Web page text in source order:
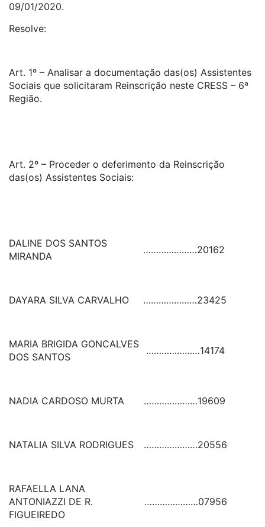
09/01/2020.
Resolve:
Art. 1º – Analisar a documentação das(os) Assistentes
Sociais que solicitaram Reinscrição neste CRESS – 6ª
Região.
Art. 2º – Proceder o deferimento da Reinscrição
das(os) Assistentes Sociais:
DALINE DOS SANTOS
MIRANDA
…………………20162
DAYARA SILVA CARVALHO …………………23425
MARIA BRIGIDA GONCALVES
DOS SANTOS
…………………14174
NADIA CARDOSO MURTA …………………19609
NATALIA SILVA RODRIGUES …………………20556
RAFAELLA LANA
ANTONIAZZI DE R.
FIGUEIREDO
…………………07956